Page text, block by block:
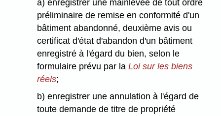
a) enregistrer une mainlevée de tout ordre
préliminaire de remise en conformité d'un
bâtiment abandonné, deuxième avis ou
certificat d'état d'abandon d'un bâtiment
enregistré à l'égard du bien, selon le
formulaire prévu par laLoi sur les biens
réels;
b) enregistrer une annulation à l'égard de
toute demande de titre de propriété